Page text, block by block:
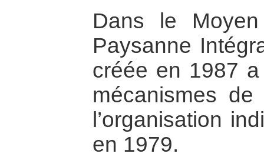
Dans le Moyen
Paysanne
créée en 1987
mécanismes
l’organisation
en 1979.